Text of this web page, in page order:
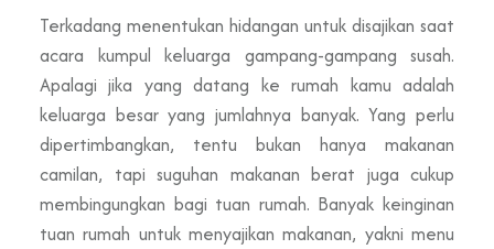
Terkadang menentukan hidangan untuk disajikan saat
acara kumpul keluarga gampang-gampang susah.
Apalagi jika yang datang ke rumah kamu adalah
keluarga besar yang jumlahnya banyak. Yang perlu
dipertimbangkan, tentu bukan hanya makanan
camilan, tapi suguhan makanan berat juga cukup
membingungkan bagi tuan rumah. Banyak keinginan
tuan rumah untuk menyajikan makanan, yakni menu